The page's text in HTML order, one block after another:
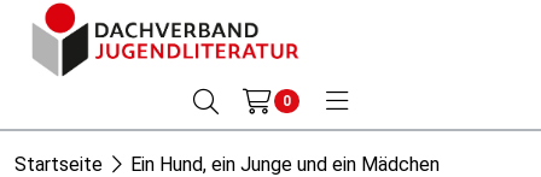
0
Startseite Ein Hund, ein Junge und ein Mädchen